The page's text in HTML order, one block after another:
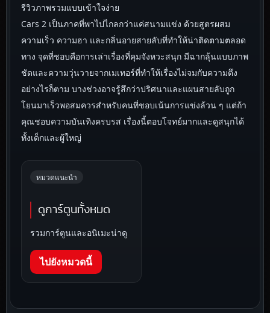
รีวิวภาพรวมแบบเข้าใจง่าย
Cars 2 เป็นภาคที่พาไปไกลกว่าแค่สนามแข่ง ด้วยสูตรผสม
ความเร็ว ความฮา และกลิ่นอายสายลับที่ทำให้น่าติดตามตลอด
ทาง จุดที่ชอบคือการเล่าเรื่องที่คุมจังหวะสนุก มีฉากลุ้นแบบภาพ
ชัดและความวุ่นวายจากเมเทอร์ที่ทำให้เรื่องไม่จมกับความตึง
อย่างไรก็ตาม บางช่วงอาจรู้สึกว่าปริศนาและแผนสายลับถูก
โยนมาเร็วพอสมควรสำหรับคนที่ชอบเน้นการแข่งล้วน ๆ แต่ถ้า
คุณชอบความบันเทิงครบรส เรื่องนี้ตอบโจทย์มากและดูสนุกได้
ทั้งเด็กและผู้ใหญ่
หมวดแนะนำ
ดูการ์ตูนทั้งหมด
รวมการ์ตูนและอนิเมะน่าดู
ไปยังหมวดนี้